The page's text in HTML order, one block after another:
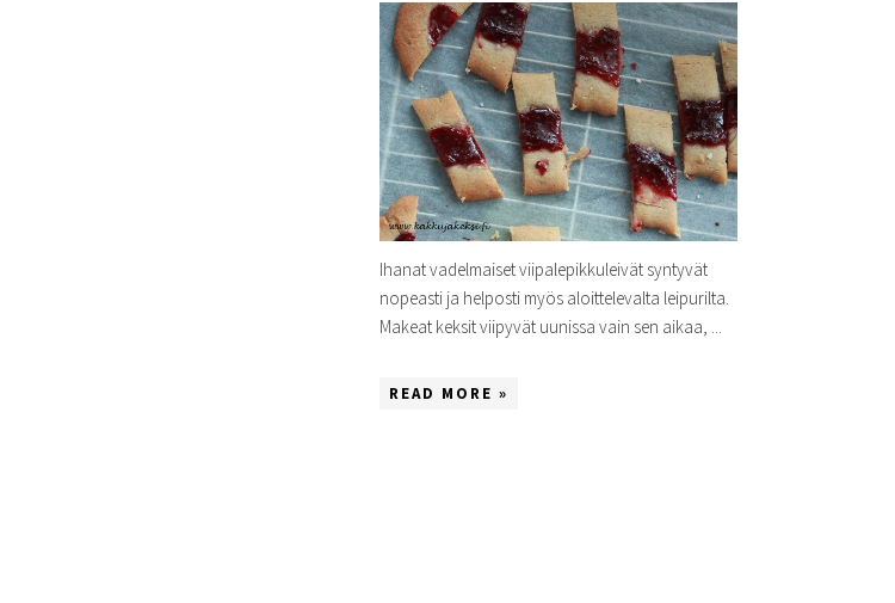
Ihanat vadelmaiset viipalepikkuleivät syntyvät
nopeasti ja helposti myös aloittelevalta leipurilta.
Makeat keksit viipyvät uunissa vain sen aikaa, ...
READ MORE »